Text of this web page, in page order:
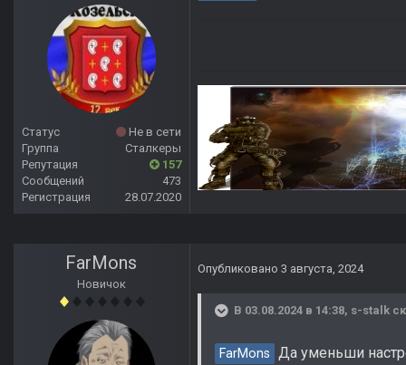
Статус
Не в сети
Группа
Сталкеры
Репутация
157
Сообщений
473
Регистрация
28.07.2020
FarMons
Новичок
Опубликовано 3 августа, 2024
В 03.08.2024 в 14:38, s-stalk
FarMons Да уменьши